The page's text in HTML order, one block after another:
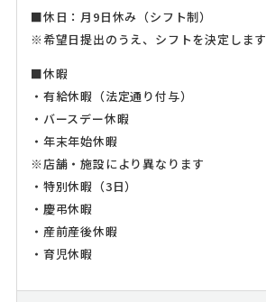
■休日：月9日休み（シフト制）
※希望日提出のうえ、シフトを決定します
■休暇
・有給休暇（法定通り付与）
・バースデー休暇
・年末年始休暇
※店舗・施設により異なります
・特別休暇（3日）
・慶弔休暇
・産前産後休暇
・育児休暇